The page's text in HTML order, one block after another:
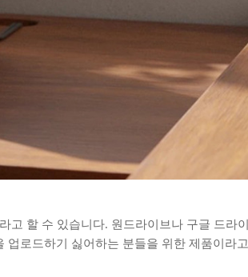
고 할 수 있습니다. 원드라이브나 구글 드라이
로드하기 싫어하는 분들을 위한 제품이라고